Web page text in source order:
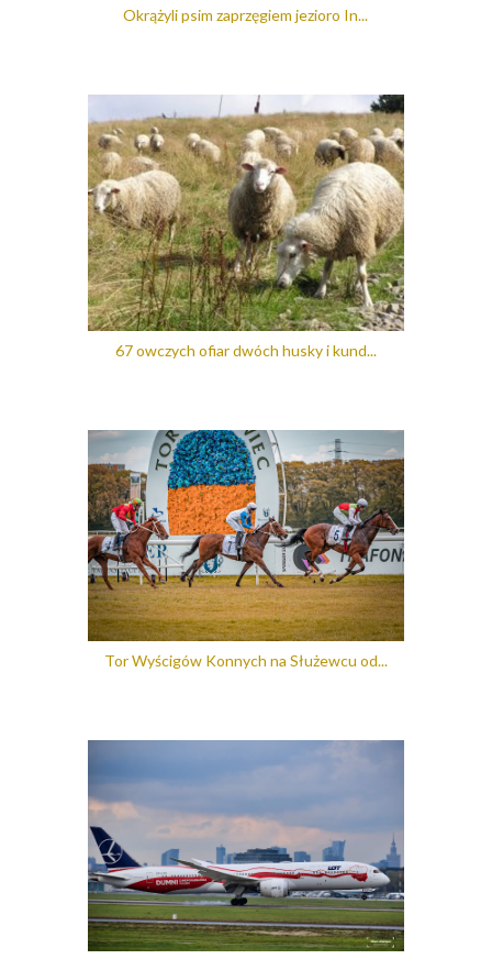
Okrążyli psim zaprzęgiem jezioro In...
67 owczych ofiar dwóch husky i kund...
Tor Wyścigów Konnych na Służewcu od...